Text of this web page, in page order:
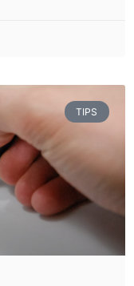
TIPS